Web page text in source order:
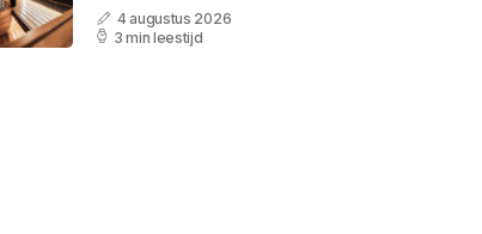
4 augustus 2026
3 min leestijd